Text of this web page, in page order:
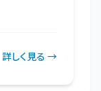
詳しく見る →